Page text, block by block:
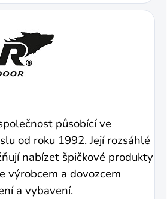
působící ve
od roku 1992. Její rozsáhlé
nabízet špičkové produkty
výrobcem a dovozcem
a vybavení.